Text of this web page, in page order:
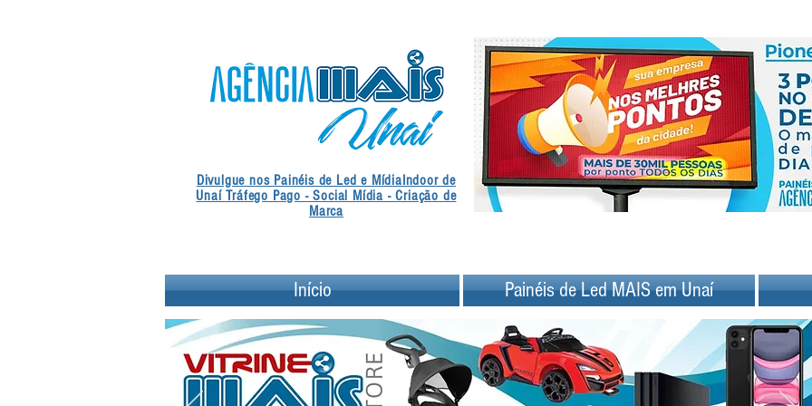
Divulgue nos Painéis de Led e MídiaIndoor de
Unaí Tráfego Pago - Social Mídia - Criação de
Marca
.
.
Início Painéis de Led MAIS em Unaí